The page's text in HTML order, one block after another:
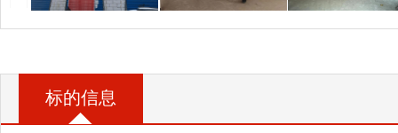
标的信息